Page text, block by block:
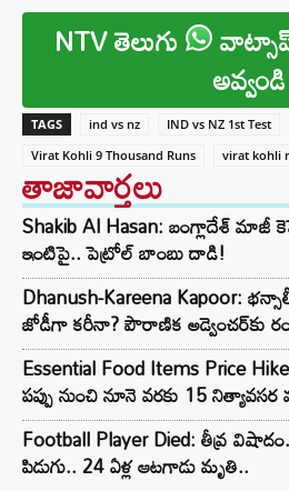
NTV తెలుగు
అవ్వండి
TAGS ind vs nz IND vs NZ 1st Test
Virat Kohli 9 Thousand Runs
virat kohli
తాజావార్తలు
Shakib Al Hasan: బంగ్లాదేశ్ మాజీ
ఇంటిపై.. పెట్రోల్ బాంబు దాడి!
Dhanush-Kareena Kapoor:
జోడీగా కరీనా? పౌరాణిక అడ్వెంచర్‌కు
Essential Food Items Price
పప్పు నుంచి నూనె వరకు 15 నిత్యావసర
Football Player Died: తీవ్ర
పిడుగు.. 24 ఏళ్ల ఆటగాడు మృతి..